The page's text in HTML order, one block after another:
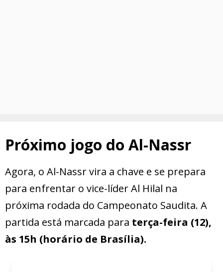
Próximo jogo do Al-Nassr
Agora, o Al-Nassr vira a chave e se prepara
para enfrentar o vice-líder Al Hilal na
próxima rodada do Campeonato Saudita. A
partida está marcada para terça-feira (12),
às 15h (horário de Brasília).